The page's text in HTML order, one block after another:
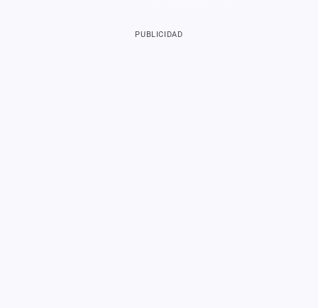
PUBLICIDAD